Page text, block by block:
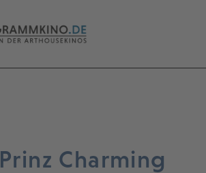
Prinz Charming